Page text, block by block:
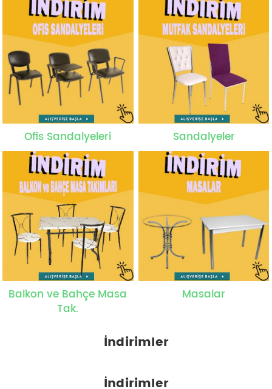
Ofis Sandalyeleri Sandalyeler
Balkon ve Bahçe Masa
Tak.
Masalar
İndirimler
İndirimler